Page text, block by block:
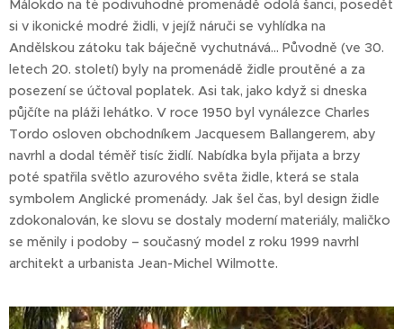
Málokdo na té podivuhodné promenádě odolá šanci, posedět
si v ikonické modré židli, v jejíž náruči se vyhlídka na
Andělskou zátoku tak báječně vychutnává… Původně (ve 30.
letech 20. století) byly na promenádě židle proutěné a za
posezení se účtoval poplatek. Asi tak, jako když si dneska
půjčíte na pláži lehátko. V roce 1950 byl vynálezce Charles
Tordo osloven obchodníkem Jacquesem Ballangerem, aby
navrhl a dodal téměř tisíc židlí. Nabídka byla přijata a brzy
poté spatřila světlo azurového světa židle, která se stala
symbolem Anglické promenády. Jak šel čas, byl design židle
zdokonalován, ke slovu se dostaly moderní materiály, maličko
se měnily i podoby – současný model z roku 1999 navrhl
architekt a urbanista Jean-Michel Wilmotte.